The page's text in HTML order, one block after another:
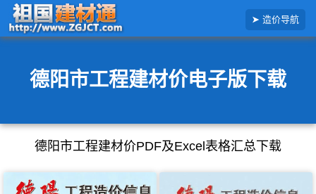
息
造价导航
德阳市工程建材价电子版下载
德阳市工程建材价PDF及Excel表格汇总下载